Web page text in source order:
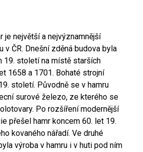
je největší a nejvýznamnější
v ČR. Dnešní zděná budova byla
19. století na místě starších
1658 a 1701. Bohaté strojní
století. Původně se v hamru
surové železo, ze kterého se
Po rozšíření modernější
přešel hamr koncem 60. let 19.
kovaného nářadí. Ve druhé
výroba v hamru i v huti pod ním